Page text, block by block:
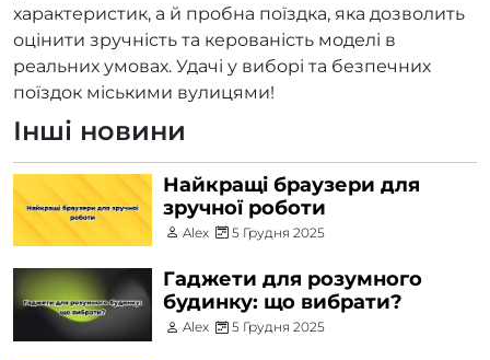
характеристик, а й пробна поїздка, яка дозволить
оцінити зручність та керованість моделі в
реальних умовах. Удачі у виборі та безпечних
поїздок міськими вулицями!
Інші новини
Найкращі браузери для
зручної роботи
Alex 5 Грудня 2025
Гаджети для розумного
будинку: що вибрати?
Alex 5 Грудня 2025